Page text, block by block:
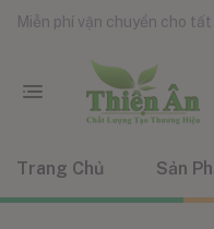
Miễn phí vận chuyển cho
Trang Chủ Sản